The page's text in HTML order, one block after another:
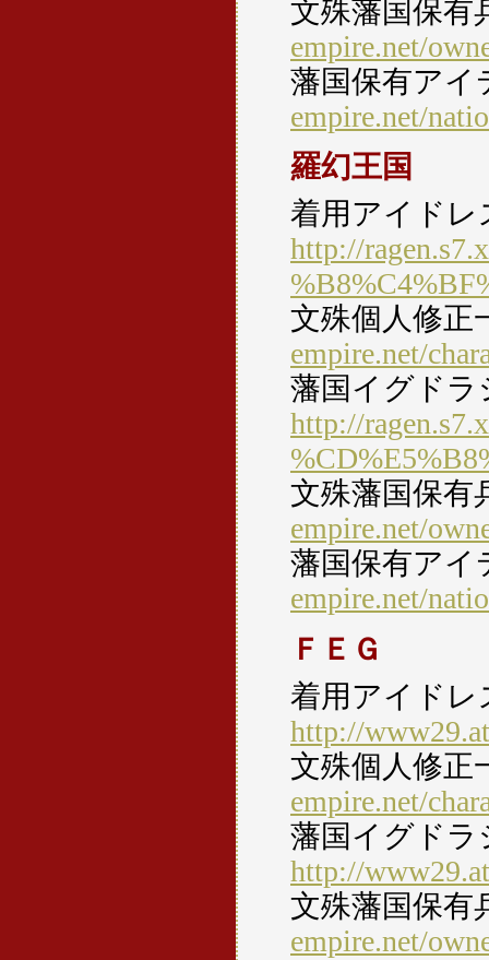
文殊藩国保有
empire.net/
藩国保有アイ
empire.net/
羅幻王国
着用アイドレ
http://
文殊個人修正
empire.net/
藩国イグドラ
http://
文殊藩国保有
empire.net/
藩国保有アイ
empire.net/
ＦＥＧ
着用アイドレ
http://
文殊個人修正
empire.net/
藩国イグドラ
http://
文殊藩国保有
empire.net/